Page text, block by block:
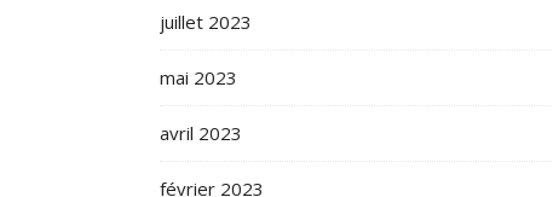
juillet 2023
mai 2023
avril 2023
février 2023